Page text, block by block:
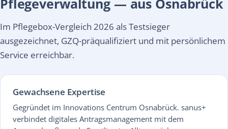
Pflegeverwaltung — aus Osnabrück
Im Pflegebox-Vergleich 2026 als Testsieger
ausgezeichnet, GZQ-präqualifiziert und mit persönlichem
Service erreichbar.
Gewachsene Expertise
Gegründet im Innovations Centrum Osnabrück. sanus+
verbindet digitales Antragsmanagement mit dem